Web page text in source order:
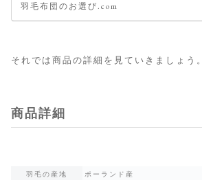
羽毛布団のお選び.com
それでは商品の詳細を見ていきましょう。
商品詳細
羽毛の産地
ポーランド産